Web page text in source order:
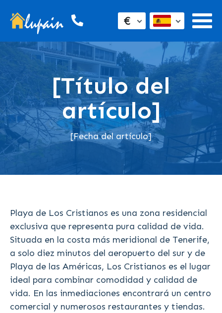
€
[Título del
artículo]
[Fecha del artículo]
Playa de Los Cristianos es una zona residencial
exclusiva que representa pura calidad de vida.
Situada en la costa más meridional de Tenerife,
a solo diez minutos del aeropuerto del sur y de
Playa de las Américas, Los Cristianos es el lugar
ideal para combinar comodidad y calidad de
vida. En las inmediaciones encontrará un centro
comercial y numerosos restaurantes y tiendas.